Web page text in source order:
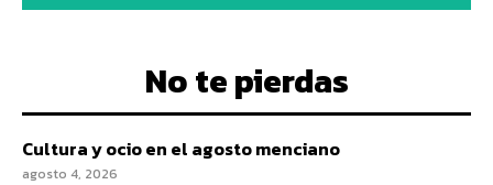
No te pierdas
Cultura y ocio en el agosto menciano
agosto 4, 2026